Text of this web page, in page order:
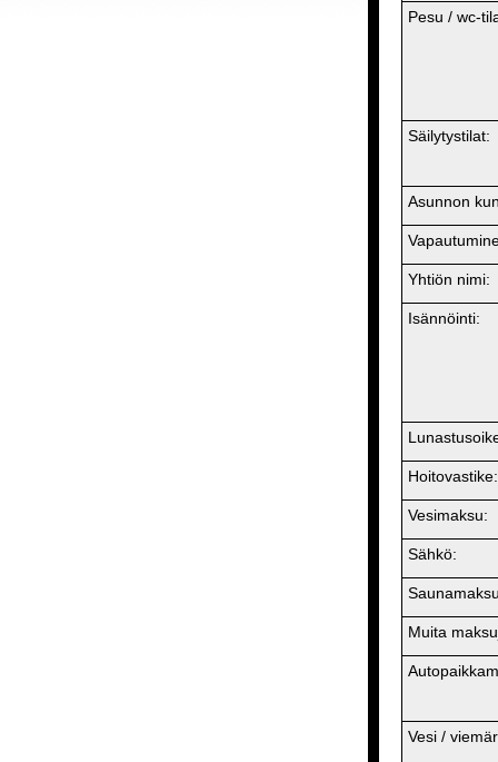
Pesu / wc-
Säilytystilat:
Asunnon
Yhtiön nimi:
Isännöinti:
Hoitovastike:
Vesimaksu:
Sähkö:
Muita
Vesi /